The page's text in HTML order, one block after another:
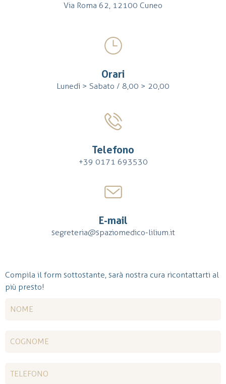
Via Roma 62, 12100 Cuneo
Orari
Lunedì > Sabato / 8,00 > 20,00
Telefono
+39 0171 693530
E-mail
segreteria@spaziomedico-lilium.it
Compila il form sottostante, sarà nostra cura ricontattarti al
più presto!